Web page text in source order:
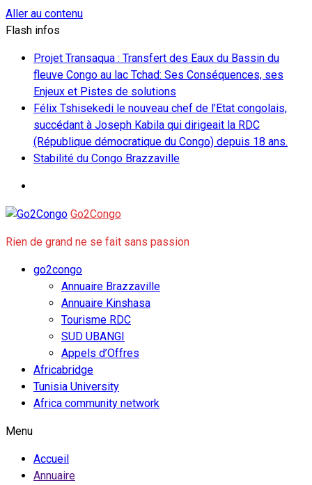
Aller au contenu
Flash infos
Projet Transaqua : Transfert des Eaux du Bassin du
fleuve Congo au lac Tchad: Ses Conséquences, ses
Enjeux et Pistes de solutions
Félix Tshisekedi le nouveau chef de l’Etat congolais,
succédant à Joseph Kabila qui dirigeait la RDC
(République démocratique du Congo) depuis 18 ans.
Stabilité du Congo Brazzaville
Go2Congo
Rien de grand ne se fait sans passion
go2congo
Annuaire Brazzaville
Annuaire Kinshasa
Tourisme RDC
SUD UBANGI
Appels d’Offres
Africabridge
Tunisia University
Africa community network
Menu
Accueil
Annuaire